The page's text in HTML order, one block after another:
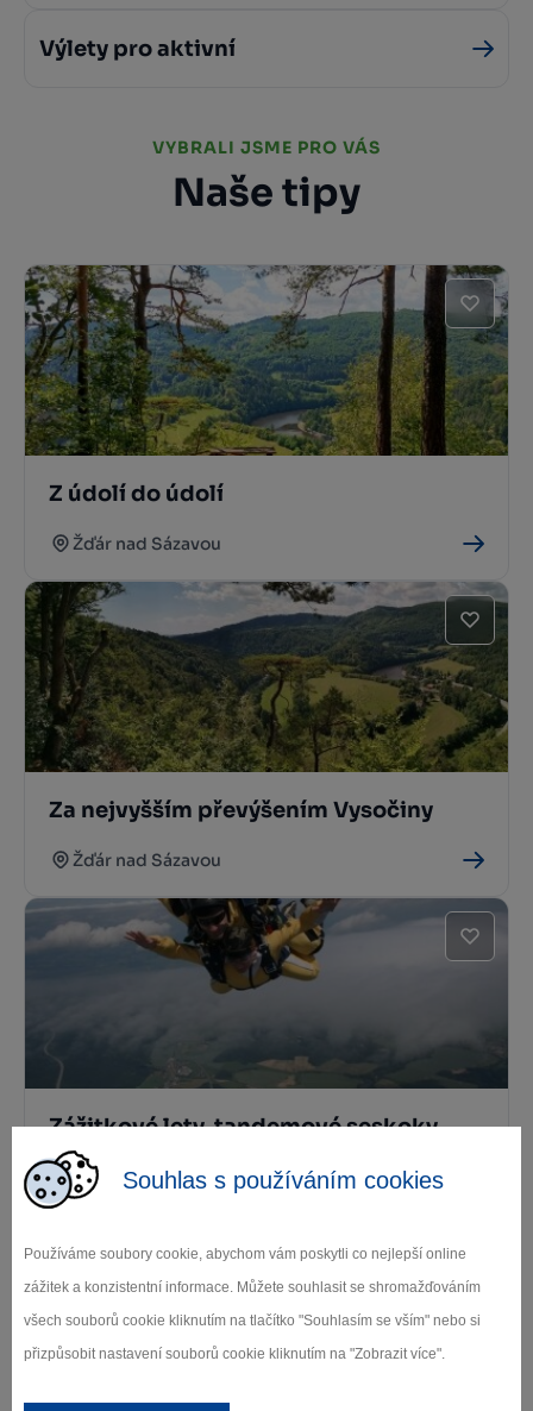
Souhlas s používáním cookies
Používáme soubory cookie, abychom vám poskytli co nejlepší online
zážitek a konzistentní informace. Můžete souhlasit se shromažďováním
všech souborů cookie kliknutím na tlačítko "Souhlasím se vším" nebo si
přizpůsobit nastavení souborů cookie kliknutím na "Zobrazit více".
Výlety pro aktivní
VYBRALI JSME PRO VÁS
Naše tipy
Z údolí do údolí
Žďár nad Sázavou
Za nejvyšším převýšením Vysočiny
Žďár nad Sázavou
Zážitkové lety, tandemové seskoky,
letecká škola Jihlava
Jihlava
6 8